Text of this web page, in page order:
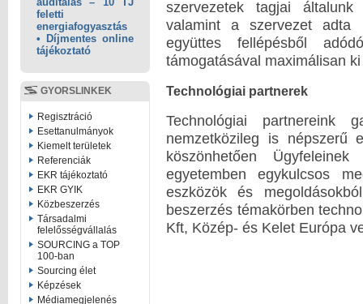
feletti
energiafogyasztás
• Díjmentes online
tájékoztató
GYORSLINKEK
Regisztráció
Esettanulmányok
Kiemelt területek
Referenciák
EKR tájékoztató
EKR GYIK
Közbeszerzés
Társadalmi
felelősségvállalás
SOURCING a TOP
100-ban
Sourcing élet
Képzések
Médiamegjelenés
szervezetek tagjai általunk
valamint a szervezet adta
együttes fellépésből
támogatásával maximálisan
Technológiai partnerek
Technológiai partnereink
nemzetközileg is népszerű
köszönhetően
egyetemben egykulcsos
eszközök és
beszerzés témakörben
Kft, Közép- és Kelet Európa